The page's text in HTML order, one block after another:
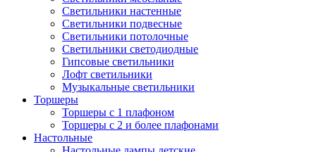
Светильники настенные
Светильники подвесные
Светильники потолочные
Светильники светодиодные
Гипсовые светильники
Лофт светильники
Музыкальные светильники
Торшеры
Торшеры с 1 плафоном
Торшеры с 2 и более плафонами
Настольные